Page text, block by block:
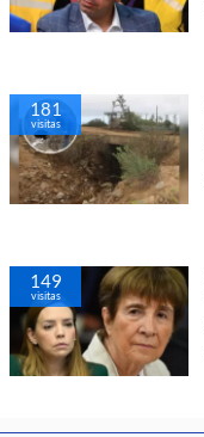
181
visitas
149
visitas